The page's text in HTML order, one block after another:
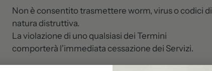
Non è consentito trasmettere worm, virus o codici di
natura distruttiva.
La violazione di uno qualsiasi dei Termini
comporterà l'immediata cessazione dei Servizi.